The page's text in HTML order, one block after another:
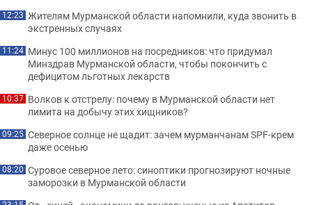
12:23 Жителям Мурманской области напомнили, куда звонить в
экстренных случаях
11:24 Минус 100 миллионов на посредников: что придумал
Минздрав Мурманской области, чтобы покончить с
дефицитом льготных лекарств
10:37 Волков к отстрелу: почему в Мурманской области нет
лимита на добычу этих хищников?
09:25 Северное солнце не щадит: зачем мурманчанам SPF-крем
даже осенью
08:20 Суровое северное лето: синоптики прогнозируют ночные
заморозки в Мурманской области